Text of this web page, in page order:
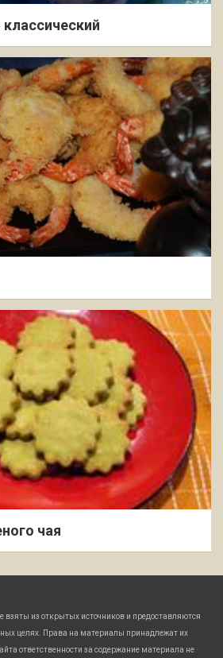
чая
взяты из открытых источников и предоставляются
целях. Права на материалы принадлежат их
ответственности за содержание материала не